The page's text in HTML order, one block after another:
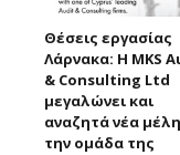
Θέσεις εργασίας
Λάρνακα: Η MKS
& Consulting Ltd
μεγαλώνει και
αναζητά νέα
την ομάδα της